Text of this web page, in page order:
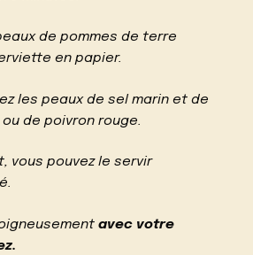
de pommes de terre
en papier.
les peaux de sel marin et de
de poivron rouge.
vous pouvez le servir
avec votre